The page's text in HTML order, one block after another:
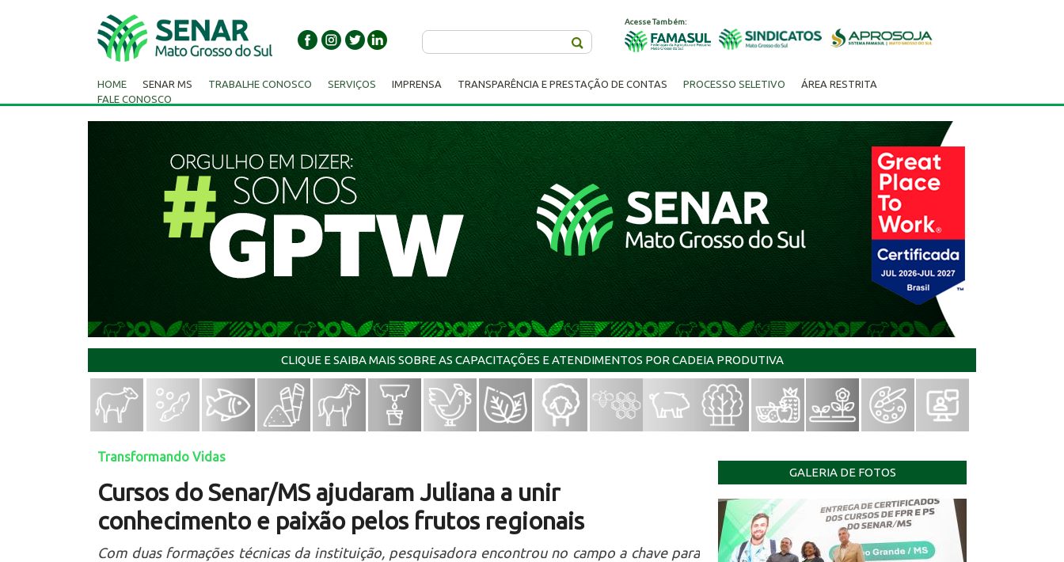
Acesse Também:
HOME SENAR MS TRABALHE CONOSCO SERVIÇOS IMPRENSA TRANSPARÊNCIA E PRESTAÇÃO DE CONTAS PROCESSO SELETIVO
ÁREA RESTRITA
FALE CONOSCO
CLIQUE E SAIBA MAIS SOBRE AS CAPACITAÇÕES E ATENDIMENTOS POR CADEIA PRODUTIVA
GALERIA DE FOTOS
Transformando Vidas
Cursos do Senar/MS ajudaram Juliana a unir
conhecimento e paixão pelos frutos regionais
Com duas formações técnicas da instituição, pesquisadora encontrou no campo a chave para